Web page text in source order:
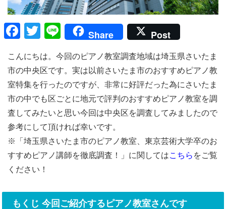
F
c
e
b
o
o
k
T
tt
er
Li
e
Share Post
こんにちは。今回のピアノ教室調査地域は埼玉県さいたま
市の中央区です。実は以前さいたま市のおすすめピアノ教
室特集を行ったのですが、非常に好評だった為にさいたま
市の中でも区ごとに地元で評判のおすすめピアノ教室を調
査してみたいと思い今回は中央区を調査してみましたので
参考にして頂ければ幸いです。
※「埼玉県さいたま市のピアノ教室、東京芸術大学卒のお
すすめピアノ講師を徹底調査！」に関してはこちら をご覧
ください！
もくじ 今回ご紹介するピアノ教室さんです